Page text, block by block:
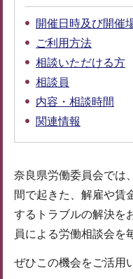
開催日時及び開催
ご利用方法
相談いただける方
相談員
内容・相談時間
関連情報
奈良県労働委員会では
間で起きた、解雇や賃
するトラブルの解決を
員による労働相談会を
ぜひこの機会をご活用